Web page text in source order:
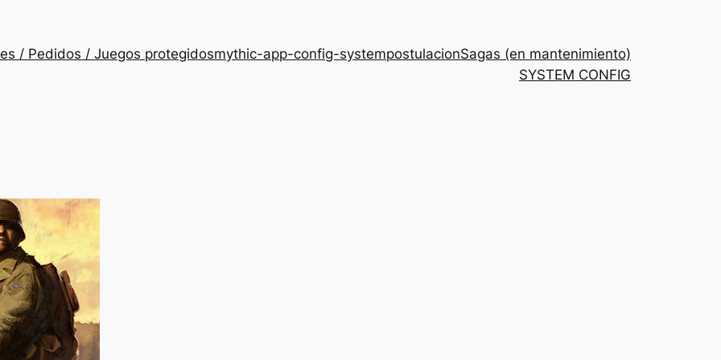
/ Pedidos / Juegos protegidosmythic-app-config-systempostulacionSagas (en mantenimiento)
SYSTEM CONFIG